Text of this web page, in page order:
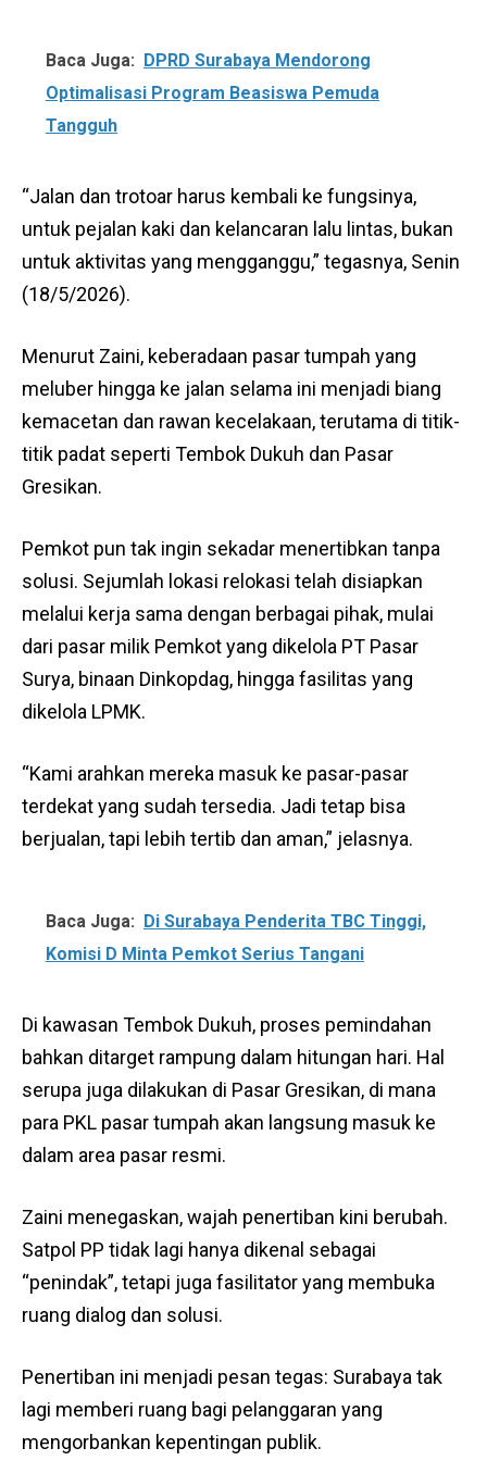
Baca Juga: DPRD Surabaya Mendorong
Optimalisasi Program Beasiswa Pemuda
Tangguh
“Jalan dan trotoar harus kembali ke fungsinya,
untuk pejalan kaki dan kelancaran lalu lintas, bukan
untuk aktivitas yang mengganggu,” tegasnya, Senin
(18/5/2026).
Menurut Zaini, keberadaan pasar tumpah yang
meluber hingga ke jalan selama ini menjadi biang
kemacetan dan rawan kecelakaan, terutama di titik-
titik padat seperti Tembok Dukuh dan Pasar
Gresikan.
Pemkot pun tak ingin sekadar menertibkan tanpa
solusi. Sejumlah lokasi relokasi telah disiapkan
melalui kerja sama dengan berbagai pihak, mulai
dari pasar milik Pemkot yang dikelola PT Pasar
Surya, binaan Dinkopdag, hingga fasilitas yang
dikelola LPMK.
“Kami arahkan mereka masuk ke pasar-pasar
terdekat yang sudah tersedia. Jadi tetap bisa
berjualan, tapi lebih tertib dan aman,” jelasnya.
Baca Juga: Di Surabaya Penderita TBC Tinggi,
Komisi D Minta Pemkot Serius Tangani
Di kawasan Tembok Dukuh, proses pemindahan
bahkan ditarget rampung dalam hitungan hari. Hal
serupa juga dilakukan di Pasar Gresikan, di mana
para PKL pasar tumpah akan langsung masuk ke
dalam area pasar resmi.
Zaini menegaskan, wajah penertiban kini berubah.
Satpol PP tidak lagi hanya dikenal sebagai
“penindak”, tetapi juga fasilitator yang membuka
ruang dialog dan solusi.
Penertiban ini menjadi pesan tegas: Surabaya tak
lagi memberi ruang bagi pelanggaran yang
mengorbankan kepentingan publik.